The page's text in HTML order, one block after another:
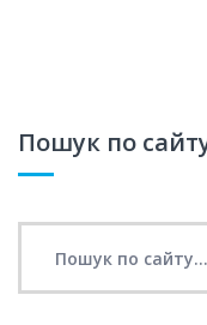
Пошук по